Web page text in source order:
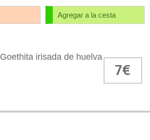
Agregar a la cesta
Goethita irisada de huelva
7€